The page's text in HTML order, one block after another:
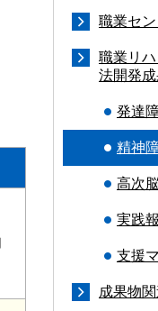
職業セ
職業リ
法開発
発達
精神
高次
実践
支援
成果物